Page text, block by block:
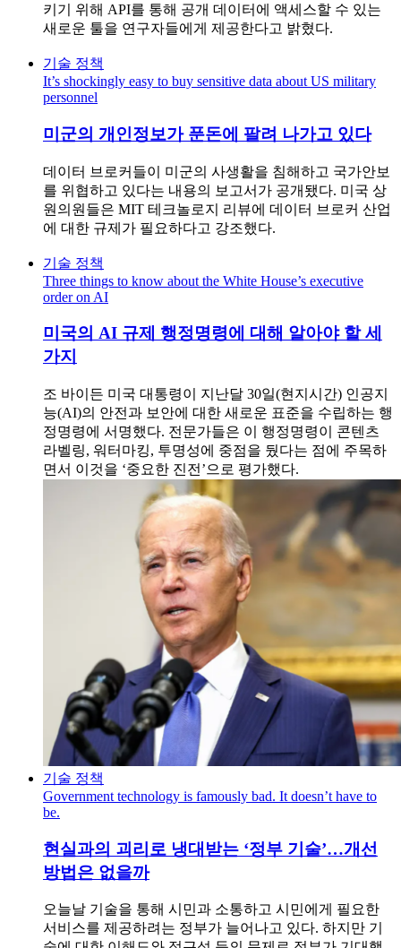
키기 위해 API를 통해 공개 데이터에 액세스할 수 있는
새로운 툴을 연구자들에게 제공한다고 밝혔다.
기술 정책
It’s shockingly easy to buy sensitive data about US military
personnel
미군의 개인정보가 푼돈에 팔려 나가고 있다
데이터 브로커들이 미군의 사생활을 침해하고 국가안보
를 위협하고 있다는 내용의 보고서가 공개됐다. 미국 상
원의원들은 MIT 테크놀로지 리뷰에 데이터 브로커 산업
에 대한 규제가 필요하다고 강조했다.
기술 정책
Three things to know about the White House’s executive
order on AI
미국의 AI 규제 행정명령에 대해 알아야 할 세
가지
조 바이든 미국 대통령이 지난달 30일(현지시간) 인공지
능(AI)의 안전과 보안에 대한 새로운 표준을 수립하는 행
정명령에 서명했다. 전문가들은 이 행정명령이 콘텐츠
라벨링, 워터마킹, 투명성에 중점을 뒀다는 점에 주목하
면서 이것을 ‘중요한 진전’으로 평가했다.
기술 정책
Government technology is famously bad. It doesn’t have to
be.
현실과의 괴리로 냉대받는 ‘정부 기술’…개선
방법은 없을까
오늘날 기술을 통해 시민과 소통하고 시민에게 필요한
서비스를 제공하려는 정부가 늘어나고 있다. 하지만 기